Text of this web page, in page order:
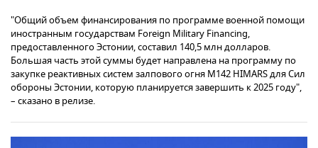
"Общий объем финансирования по программе военной помощи
иностранным государствам Foreign Military Financing,
предоставленного Эстонии, составил 140,5 млн долларов.
Большая часть этой суммы будет направлена на программу по
закупке реактивных систем залпового огня M142 HIMARS для Сил
обороны Эстонии, которую планируется завершить к 2025 году",
– сказано в релизе.